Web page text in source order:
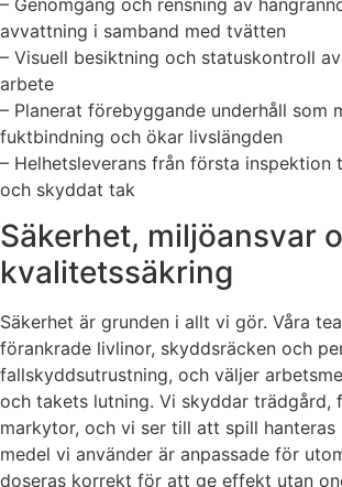
avvattning i samband med tvätten
– Visuell besiktning och statuskontroll
arbete
– Planerat förebyggande underhåll som
fuktbindning och ökar livslängden
– Helhetsleverans från första inspektion
och skyddat tak
Säkerhet, miljöansvar
kvalitetssäkring
Säkerhet är grunden i allt vi gör. Våra
förankrade livlinor, skyddsräcken och
fallskyddsutrustning, och väljer
och takets lutning. Vi skyddar trädgård,
markytor, och vi ser till att spill
medel vi använder är anpassade för
doseras korrekt för att ge effekt utan